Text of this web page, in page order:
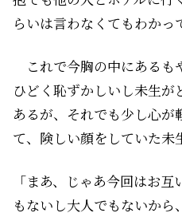
らいは言わなくてもわかっ
これで今胸の中にあるも
ひどく恥ずかしいし未生
あるが、それでも少し心
て、険しい顔をしていた未
「まあ、じゃあ今回はお
もないし大人でもないか